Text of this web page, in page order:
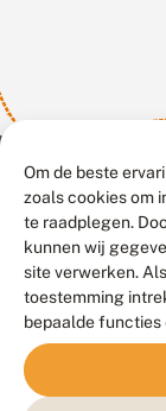
Om de beste
zoals cookies om
te raadplegen.
kunnen wij
site verwerken.
toestemming
bepaalde
Contact
Meld
Duurzaam